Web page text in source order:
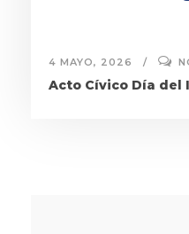
4 MAYO, 2026
Acto Cívico Día del